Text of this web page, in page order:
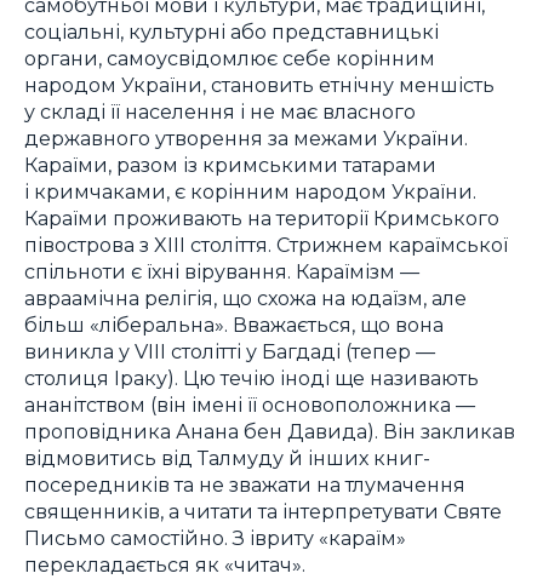
самобутньої мови і культури, має традиційні,
соціальні, культурні або представницькі
органи, самоусвідомлює себе корінним
народом України, становить етнічну меншість
у складі її населення і не має власного
державного утворення за межами України.
Караїми, разом із кримськими татарами
і кримчаками, є корінним народом України.
Караїми проживають на території Кримського
півострова з XIII століття. Стрижнем караїмської
спільноти є їхні вірування. Караїмізм —
авраамічна релігія, що схожа на юдаїзм, але
більш «ліберальна». Вважається, що вона
виникла у VIII столітті у Багдаді (тепер —
столиця Іраку). Цю течію іноді ще називають
ананітством (він імені її основоположника —
проповідника Анана бен Давида). Він закликав
відмовитись від Талмуду й інших книг-
посередників та не зважати на тлумачення
священників, а читати та інтерпретувати Святе
Письмо самостійно. З івриту «караїм»
перекладається як «читач».